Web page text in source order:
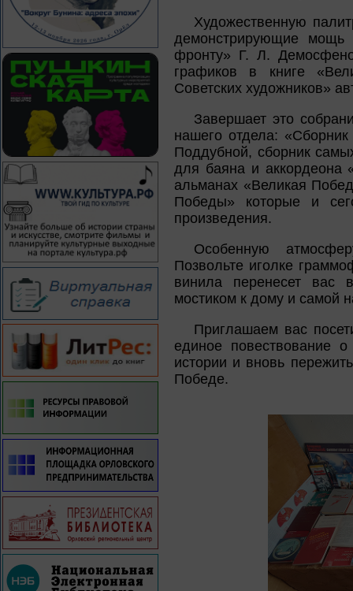
Художественную
демонстрирующие мощь
фронту» Г. Л.
графиков в книге
Советских художников»
Завершает это
нашего отдела:
Поддубной, сборник
для баяна и аккордеона
альманах «Великая
Победы» которые и
произведения.
Особенную
Позвольте иголке
винила перенесет вас
мостиком к дому и самой
Приглашаем вас
единое повествование
истории и вновь
Победе.